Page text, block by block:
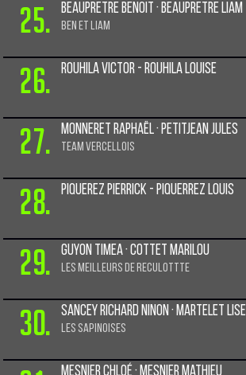
25. Beaupretre Benoit · Beaupretre Liam
Ben et Liam
26. Rouhila Victor - Rouhila Louise
27. Monneret Raphaël · Petitjean Jules
Team vercellois
28. Piquerez Pierrick - Piquerrez Louis
29. Guyon Timea · Cottet Marilou
Les meilleurs de reculottte
30. Sancey richard Ninon · Martelet Lise
LES SAPINOISES